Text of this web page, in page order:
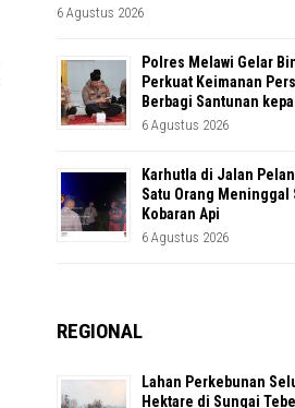
6 Agustus 2026
Polres Melawi Gelar
Perkuat Keimanan
Berbagi Santunan
6 Agustus 2026
Karhutla di Jalan
Satu Orang Meninggal
Kobaran Api
6 Agustus 2026
REGIONAL
Lahan Perkebunan
Hektare di Sungai